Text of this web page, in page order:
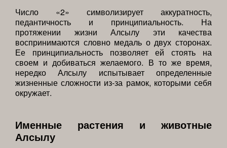
Число «2» символизирует аккуратность,
педантичность и принципиальность. На
протяжении жизни Алсылу эти качества
воспринимаются словно медаль о двух сторонах.
Ее принципиальность позволяет ей стоять на
своем и добиваться желаемого. В то же время,
нередко Алсылу испытывает определенные
жизненные сложности из-за рамок, которыми себя
окружает.
Именные растения и животные
Алсылу